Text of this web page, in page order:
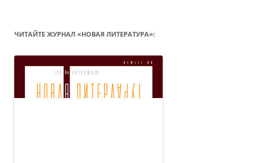
ЧИТАЙТЕ ЖУРНАЛ «НОВАЯ ЛИТЕРАТУРА»: